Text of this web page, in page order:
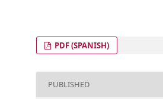
PDF (SPANISH)
PUBLISHED